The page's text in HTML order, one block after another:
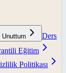
Ders
Eğitim
Politikası